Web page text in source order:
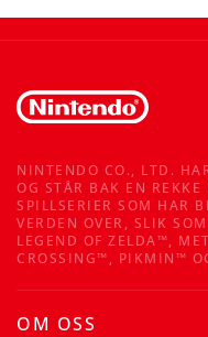
NINTENDO CO., LTD.
OG STÅR BAK EN REKKE
SPILLSERIER SOM HAR
VERDEN OVER, SLIK
LEGEND OF ZELDA™,
CROSSING™, PIKMIN™
OM OSS